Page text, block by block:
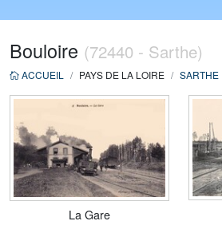
Bouloire (72440 - Sarthe)
ACCUEIL PAYS DE LA LOIRE SARTHE
La Gare